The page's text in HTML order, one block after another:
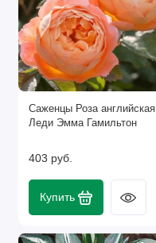
Саженцы Роза английская
Леди Эмма Гамильтон
403 руб.
Купить